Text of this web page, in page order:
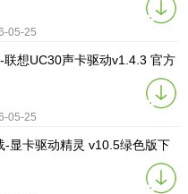
05-25
想UC30声卡驱动v1.4.3 官方
05-25
-显卡驱动精灵 v10.5绿色版下